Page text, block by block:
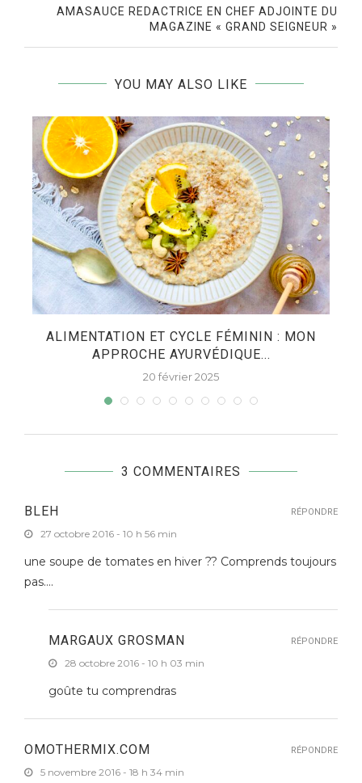
AMASAUCE REDACTRICE EN CHEF ADJOINTE DU
MAGAZINE « GRAND SEIGNEUR »
YOU MAY ALSO LIKE
ALIMENTATION ET CYCLE FÉMININ : MON
APPROCHE AYURVÉDIQUE...
20 février 2025
3 COMMENTAIRES
BLEH
27 octobre 2016 - 10 h 56 min
une soupe de tomates en hiver ?? Comprends toujours
pas….
RÉPONDRE
MARGAUX GROSMAN
28 octobre 2016 - 10 h 03 min
goûte tu comprendras
RÉPONDRE
OMOTHERMIX.COM
5 novembre 2016 - 18 h 34 min
RÉPONDRE